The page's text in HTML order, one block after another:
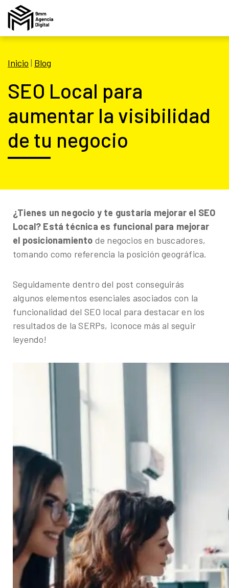
Inicio | Blog
SEO Local para
aumentar la visibilidad
de tu negocio
¿Tienes un negocio y te gustaría mejorar el SEO
Local? Está técnica es funcional para mejorar
el posicionamiento de negocios en buscadores,
tomando como referencia la posición geográfica.
Seguidamente dentro del post conseguirás
algunos elementos esenciales asociados con la
funcionalidad del SEO local para destacar en los
resultados de la SERPs, ¡conoce más al seguir
leyendo!¡Hola! Soy el asesor inteligente oficial de 9MM, tu
Estamos aquí para ayudarte a crecer con estrategias
¿Te gustaría conocer nuestros servicios, ver el